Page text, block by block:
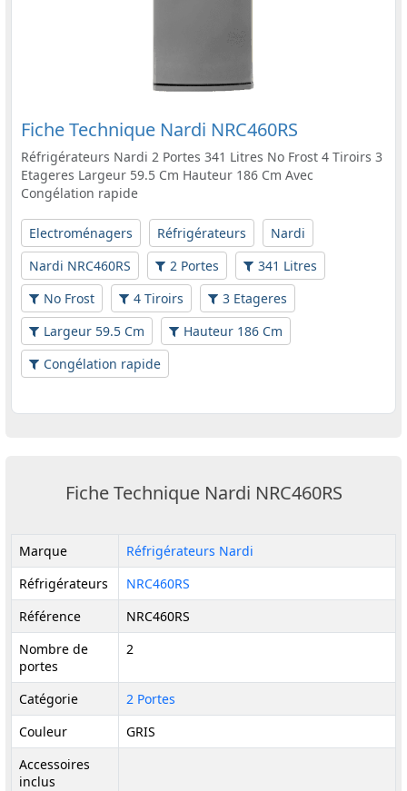
Fiche Technique Nardi NRC460RS
Réfrigérateurs Nardi 2 Portes 341 Litres No Frost 4 Tiroirs 3
Etageres Largeur 59.5 Cm Hauteur 186 Cm Avec
Congélation rapide
Electroménagers Réfrigérateurs
Nardi
Nardi NRC460RS
2 Portes
341 Litres
No Frost
4 Tiroirs
3 Etageres
Largeur 59.5 Cm
Hauteur 186 Cm
Congélation rapide
Fiche Technique Nardi NRC460RS
Marque
Réfrigérateurs Nardi
Réfrigérateurs
NRC460RS
Référence
NRC460RS
Nombre de
portes
2
Catégorie
2 Portes
Couleur
GRIS
Accessoires
inclus